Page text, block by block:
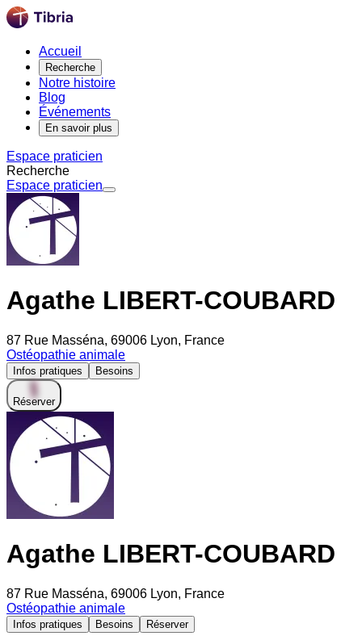
Accueil
Recherche
Notre histoire
Blog
Événements
En savoir plus
Espace praticien
Recherche
Espace praticien
Agathe LIBERT-COUBARD
87 Rue Masséna, 69006 Lyon, France
Ostéopathie animale
Infos pratiques Besoins
Réserver
Agathe LIBERT-COUBARD
87 Rue Masséna, 69006 Lyon, France
Ostéopathie animale
Infos pratiques Besoins Réserver